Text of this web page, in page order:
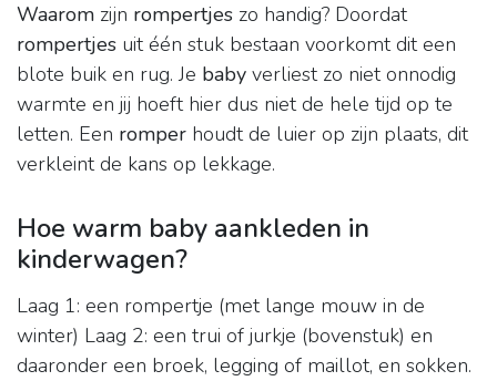
Waarom zijn rompertjes zo handig? Doordat
rompertjes uit één stuk bestaan voorkomt dit een
blote buik en rug. Je baby verliest zo niet onnodig
warmte en jij hoeft hier dus niet de hele tijd op te
letten. Een romper houdt de luier op zijn plaats, dit
verkleint de kans op lekkage.
Hoe warm baby aankleden in
kinderwagen?
Laag 1: een rompertje (met lange mouw in de
winter) Laag 2: een trui of jurkje (bovenstuk) en
daaronder een broek, legging of maillot, en sokken.